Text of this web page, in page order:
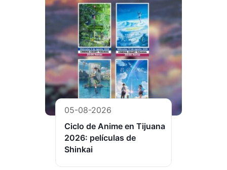
05-08-2026
Ciclo de Anime en Tijuana
2026: películas de
Shinkai